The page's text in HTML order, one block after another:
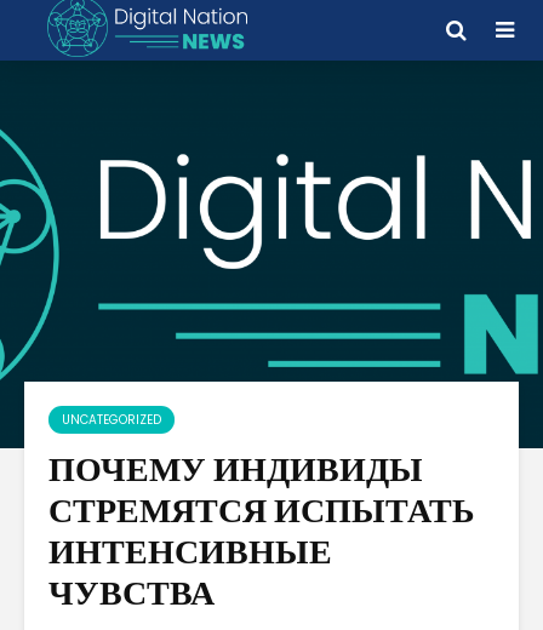
UNCATEGORIZED
ПОЧЕМУ ИНДИВИДЫ
СТРЕМЯТСЯ ИСПЫТАТЬ
ИНТЕНСИВНЫЕ
ЧУВСТВА